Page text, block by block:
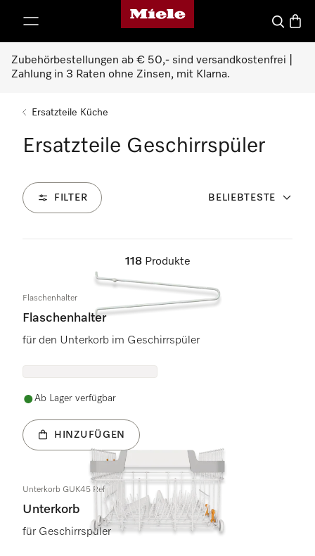
Miele-Homepage
Suche
Zubehörbestellungen ab € 50,- sind versandkostenfrei |
Zahlung in 3 Raten ohne Zinsen, mit Klarna.
Ersatzteile Küche
Ersatzteile Geschirrspüler
FILTER BELIEBTESTE
118 Produkte
Flaschenhalter
Flaschenhalter
für den Unterkorb im Geschirrspüler
Ab Lager verfügbar
HINZUFÜGEN
Unterkorb GUK45 Ref
Unterkorb
für Geschirrspüler